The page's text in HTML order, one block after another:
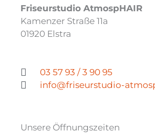
Friseurstudio AtmospHAIR
Kamenzer Straße 11a
01920 Elstra
03 57 93 / 3 90 95
info@friseurstudio-
Unsere Öffnungszeiten